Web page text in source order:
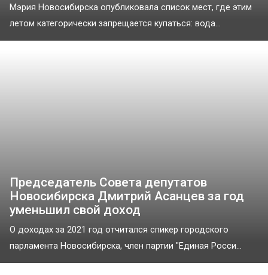
Мэрия Новосибирска опубликовала список мест, где этим
летом категорически запрещается купаться: вода...
Председатель Совета депутатов
Новосибирска Дмитрий Асанцев за год
уменьшил свой доход
О доходах за 2021 год отчитался спикер городского
парламента Новосибирска, член партии "Единая Росси...